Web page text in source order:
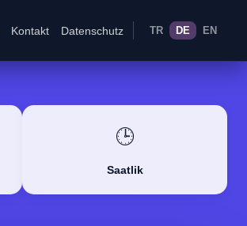
Kontakt Datenschutz TR DE EN
🕒
Saatlik